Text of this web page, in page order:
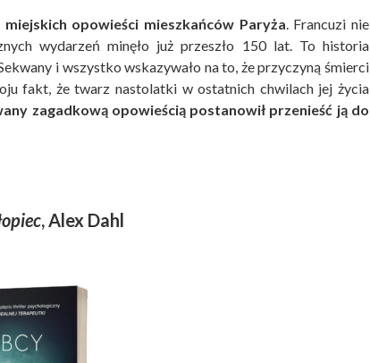
opowieści mieszkańców Paryża. Francuzi nie
wydarzeń minęło już przeszło 150 lat. To historia
i wszystko wskazywało na to, że przyczyną śmierci
fakt, że twarz nastolatki w ostatnich chwilach jej życia
zagadkową opowieścią postanowił przenieść ją do
, Alex Dahl